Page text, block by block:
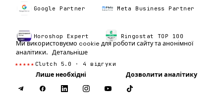
Google Partner Meta Business Partner
Horoshop Expert Ringostat TOP 100
★★★★★ Clutch 5.0 · 4 відгуки
Ми використовуємо cookie для роботи сайту та анонімної
аналітики. Детальніше
Лише необхідні Дозволити аналітику